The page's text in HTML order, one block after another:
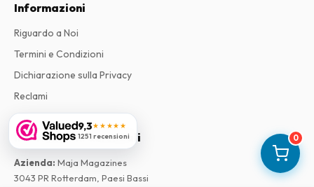
0
9,3★★★★★
1251 recensioni
Informazioni
Riguardo a Noi
Termini e Condizioni
Dichiarazione sulla Privacy
Reclami
Informazioni aziendali
Azienda: Maja Magazines
3043 PR Rotterdam, Paesi Bassi